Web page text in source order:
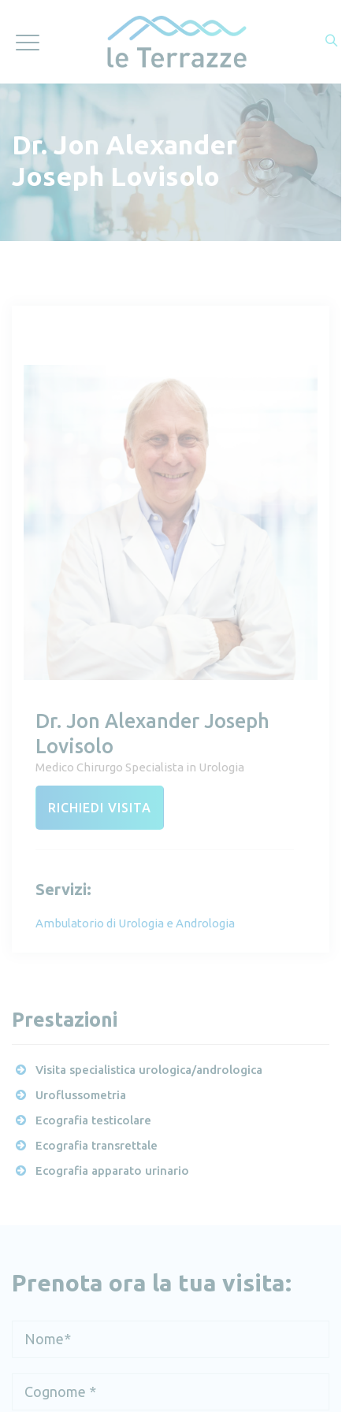
Dr. Jon Alexander
Joseph Lovisolo
Dr. Jon Alexander Joseph
Lovisolo
Medico Chirurgo Specialista in Urologia
RICHIEDI VISITA
Servizi:
Ambulatorio di Urologia e Andrologia
Prestazioni
Visita specialistica urologica/andrologica
Uroflussometria
Ecografia testicolare
Ecografia transrettale
Ecografia apparato urinario
Prenota ora la tua visita: